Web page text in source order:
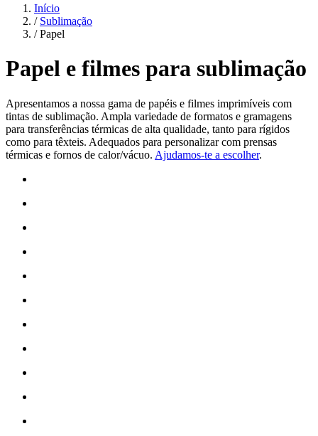
Início
/ Sublimação
/ Papel
Papel e filmes para sublimação
Apresentamos a nossa gama de papéis e filmes imprimíveis com
tintas de sublimação. Ampla variedade de formatos e gramagens
para transferências térmicas de alta qualidade, tanto para rígidos
como para têxteis. Adequados para personalizar com prensas
térmicas e fornos de calor/vácuo. Ajudamos-te a escolher.